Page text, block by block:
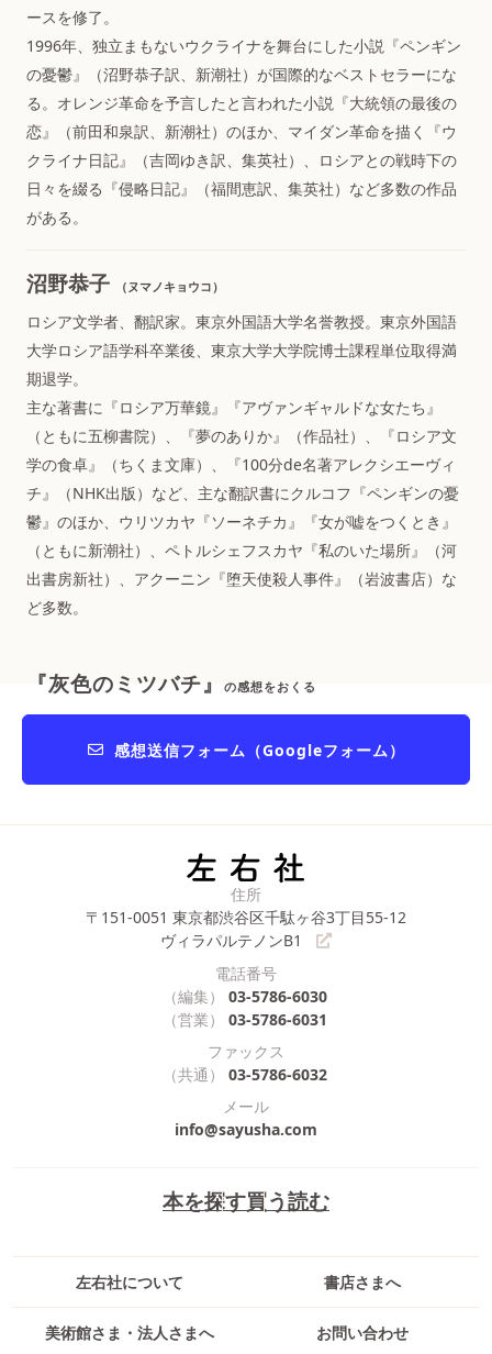
ースを修了。
1996年、独立まもないウクライナを舞台にした小説『ペンギン
の憂鬱』（沼野恭子訳、新潮社）が国際的なベストセラーにな
る。オレンジ革命を予言したと言われた小説『大統領の最後の
恋』（前田和泉訳、新潮社）のほか、マイダン革命を描く『ウ
クライナ日記』（吉岡ゆき訳、集英社）、ロシアとの戦時下の
日々を綴る『侵略日記』（福間恵訳、集英社）など多数の作品
がある。
沼野恭子 （ヌマノキョウコ）
ロシア文学者、翻訳家。東京外国語大学名誉教授。東京外国語
大学ロシア語学科卒業後、東京大学大学院博士課程単位取得満
期退学。
主な著書に『ロシア万華鏡』『アヴァンギャルドな女たち』
（ともに五柳書院）、『夢のありか』（作品社）、『ロシア文
学の食卓』（ちくま文庫）、『100分de名著アレクシエーヴィ
チ』（NHK出版）など、主な翻訳書にクルコフ『ペンギンの憂
鬱』のほか、ウリツカヤ『ソーネチカ』『女が嘘をつくとき』
（ともに新潮社）、ペトルシェフスカヤ『私のいた場所』（河
出書房新社）、アクーニン『堕天使殺人事件』（岩波書店）な
ど多数。
『灰色のミツバチ』 の感想をおくる
感想送信フォーム（Googleフォーム）
本を探す買う読む
左右社について 書店さまへ
美術館さま・法人さまへ お問い合わせ
住所
〒151-0051 東京都渋谷区千駄ヶ谷3丁目55-12
ヴィラパルテノンB1
電話番号
（編集）
03-5786-6030
（営業）
03-5786-6031
ファックス
（共通）
03-5786-6032
メール
info@sayusha.com